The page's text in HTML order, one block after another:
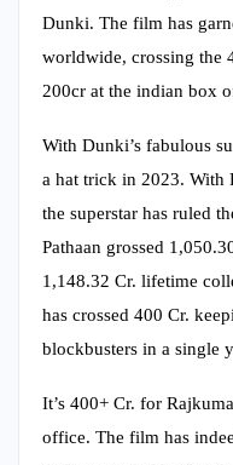
Dunki. The film has
worldwide, crossing the
200cr at the indian box
With Dunki’s fabulous
a hat trick in 2023. With
the superstar has ruled
Pathaan grossed
1,148.32 Cr. lifetime
has crossed 400 Cr.
blockbusters in a single
It’s 400+ Cr. for
office. The film has